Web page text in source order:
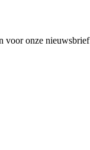
voor onze nieuwsbrief